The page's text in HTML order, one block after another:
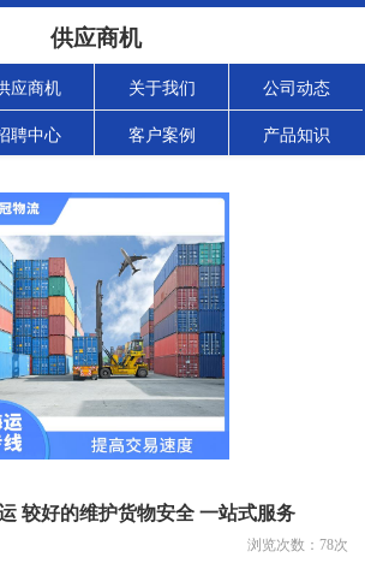
供应商机
应商机 关于我们 公司动态
聘中心 客户案例 产品知识
较好的维护货物安全 一站式服务
浏览次数： 78次